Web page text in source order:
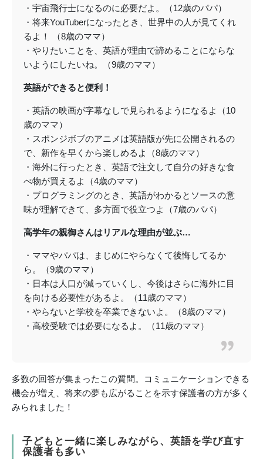
・宇宙飛行士になるのに必要だよ。（12歳のパパ）
・将来YouTuberになったとき、世界中の人が見てくれ
るよ！ （8歳のママ）
・やりたいことを、英語が理由で諦めることにならな
いようにしたいね。（9歳のママ）
英語ができると便利！
・英語の映画が字幕なしで見られるようになるよ（10
歳のママ）
・スポンジボブのアニメは英語版が先に公開されるの
で、新作を早くから楽しめるよ（8歳のママ）
・海外に行ったとき、英語で注文して自分の好きな食
べ物が買えるよ（4歳のママ）
・プログラミングのとき、英語がわかるとソースの意
味が理解できて、多方面で役立つよ（7歳のパパ）
高学年の親御さんはリアルな理由が並ぶ…
・ママやパパは、まじめにやらなくて後悔してるか
ら。（9歳のママ）
・日本は人口が減っていくし、今後はさらに海外に目
を向ける必要性があるよ。（11歳のママ）
・やらないと学校を卒業できないよ。（8歳のママ）
・高校受験では必要になるよ。（11歳のママ）
多数の回答が集まったこの質問。コミュニケーションできる
機会が増え、将来の夢も広がることを示す保護者の方が多く
みられました！
子どもと一緒に楽しみながら、英語を学び直す
保護者も多い